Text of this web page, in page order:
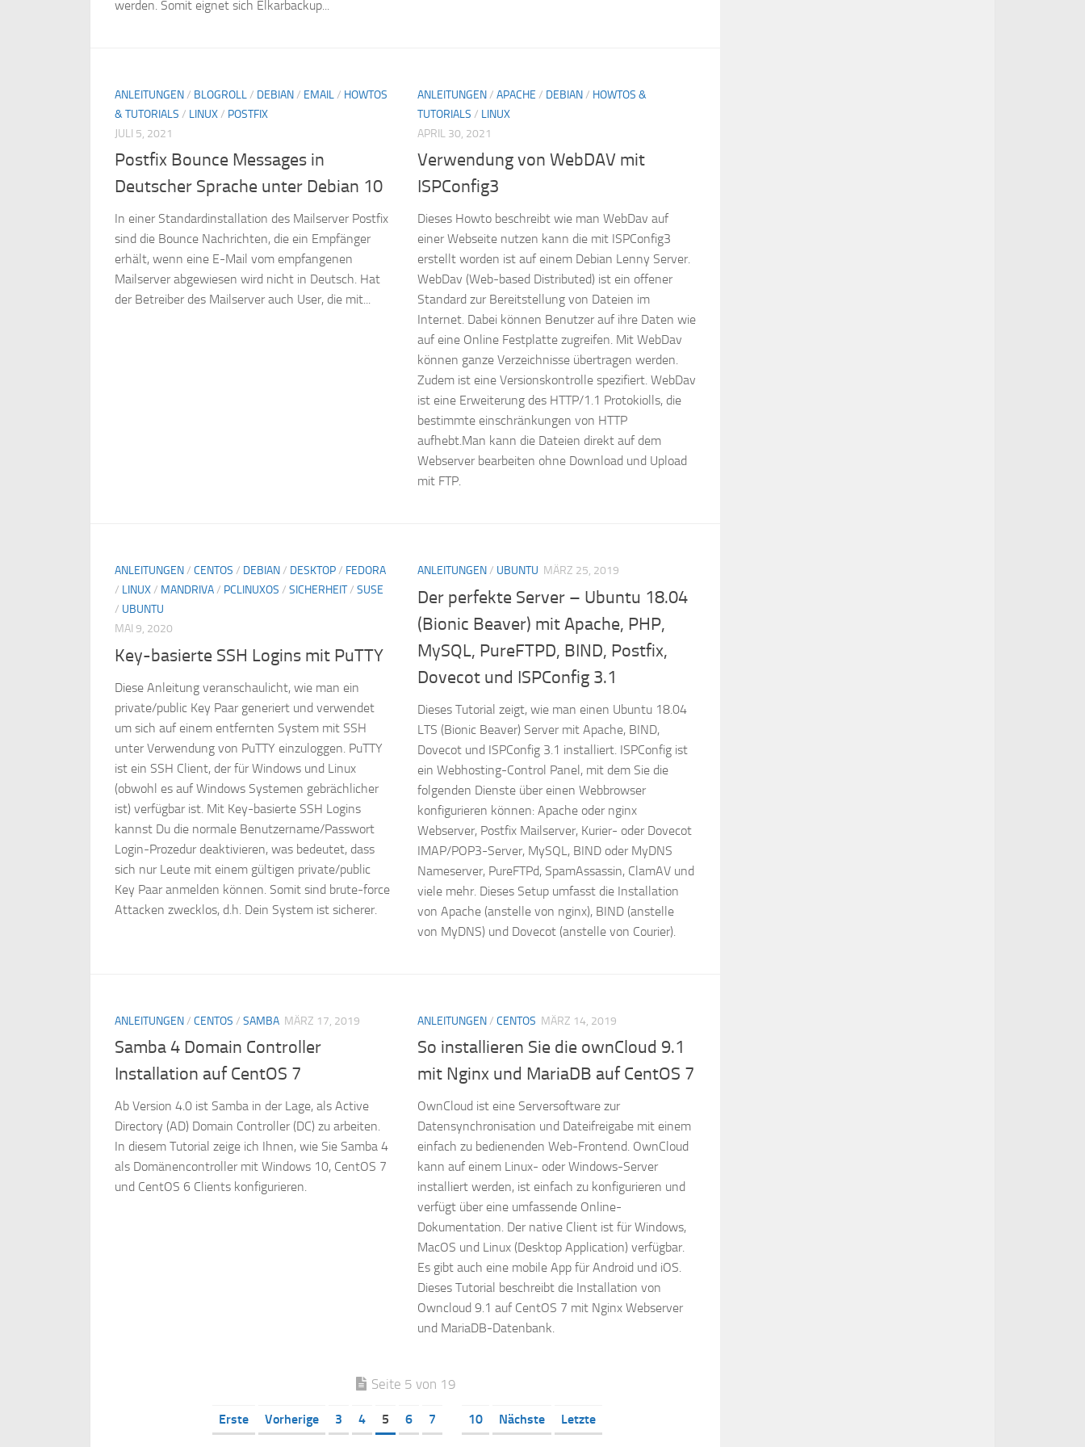
werden. Somit eignet sich Elkarbackup...
ANLEITUNGEN/ BLOGROLL/ DEBIAN/ EMAIL/ HOWTOS
& TUTORIALS / LINUX/ POSTFIX
JULI 5, 2021
Postfix Bounce Messages in
Deutscher Sprache unter Debian 10
In einer Standardinstallation des Mailserver Postfix
sind die Bounce Nachrichten, die ein Empfänger
erhält, wenn eine E-Mail vom empfangenen
Mailserver abgewiesen wird nicht in Deutsch. Hat
der Betreiber des Mailserver auch User, die mit...
ANLEITUNGEN/ APACHE / DEBIAN/ HOWTOS &
TUTORIALS / LINUX
APRIL 30, 2021
Verwendung von WebDAV mit
ISPConfig3
Dieses Howto beschreibt wie man WebDav auf
einer Webseite nutzen kann die mit ISPConfig3
erstellt worden ist auf einem Debian Lenny Server.
WebDav (Web-based Distributed) ist ein offener
Standard zur Bereitstellung von Dateien im
Internet. Dabei können Benutzer auf ihre Daten wie
auf eine Online Festplatte zugreifen. Mit WebDav
können ganze Verzeichnisse übertragen werden.
Zudem ist eine Versionskontrolle spezifiert. WebDav
ist eine Erweiterung des HTTP/1.1 Protokiolls, die
bestimmte einschränkungen von HTTP
aufhebt.Man kann die Dateien direkt auf dem
Webserver bearbeiten ohne Download und Upload
mit FTP.
ANLEITUNGEN/ CENTOS / DEBIAN/ DESKTOP/ FEDORA
/ LINUX/ MANDRIVA/ PCLINUXOS / SICHERHEIT/ SUSE
/ UBUNTU
MAI 9, 2020
Key-basierte SSH Logins mit PuTTY
Diese Anleitung veranschaulicht, wie man ein
private/public Key Paar generiert und verwendet
um sich auf einem entfernten System mit SSH
unter Verwendung von PuTTY einzuloggen. PuTTY
ist ein SSH Client, der für Windows und Linux
(obwohl es auf Windows Systemen gebrächlicher
ist) verfügbar ist. Mit Key-basierte SSH Logins
kannst Du die normale Benutzername/Passwort
Login-Prozedur deaktivieren, was bedeutet, dass
sich nur Leute mit einem gültigen private/public
Key Paar anmelden können. Somit sind brute-force
Attacken zwecklos, d.h. Dein System ist sicherer.
ANLEITUNGEN/ UBUNTU MÄRZ 25, 2019
Der perfekte Server – Ubuntu 18.04
(Bionic Beaver) mit Apache, PHP,
MySQL, PureFTPD, BIND, Postfix,
Dovecot und ISPConfig 3.1
Dieses Tutorial zeigt, wie man einen Ubuntu 18.04
LTS (Bionic Beaver) Server mit Apache, BIND,
Dovecot und ISPConfig 3.1 installiert. ISPConfig ist
ein Webhosting-Control Panel, mit dem Sie die
folgenden Dienste über einen Webbrowser
konfigurieren können: Apache oder nginx
Webserver, Postfix Mailserver, Kurier- oder Dovecot
IMAP/POP3-Server, MySQL, BIND oder MyDNS
Nameserver, PureFTPd, SpamAssassin, ClamAV und
viele mehr. Dieses Setup umfasst die Installation
von Apache (anstelle von nginx), BIND (anstelle
von MyDNS) und Dovecot (anstelle von Courier).
ANLEITUNGEN/ CENTOS / SAMBA MÄRZ 17, 2019
Samba 4 Domain Controller
Installation auf CentOS 7
Ab Version 4.0 ist Samba in der Lage, als Active
Directory (AD) Domain Controller (DC) zu arbeiten.
In diesem Tutorial zeige ich Ihnen, wie Sie Samba 4
als Domänencontroller mit Windows 10, CentOS 7
und CentOS 6 Clients konfigurieren.
ANLEITUNGEN/ CENTOS MÄRZ 14, 2019
So installieren Sie die ownCloud 9.1
mit Nginx und MariaDB auf CentOS 7
OwnCloud ist eine Serversoftware zur
Datensynchronisation und Dateifreigabe mit einem
einfach zu bedienenden Web-Frontend. OwnCloud
kann auf einem Linux- oder Windows-Server
installiert werden, ist einfach zu konfigurieren und
verfügt über eine umfassende Online-
Dokumentation. Der native Client ist für Windows,
MacOS und Linux (Desktop Application) verfügbar.
Es gibt auch eine mobile App für Android und iOS.
Dieses Tutorial beschreibt die Installation von
Owncloud 9.1 auf CentOS 7 mit Nginx Webserver
und MariaDB-Datenbank.
Seite 5 von 19
Erste Vorherige 3 4 5 6 7 10 Nächste Letzte